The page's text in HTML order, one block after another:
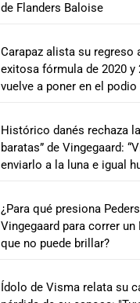
de Flanders Baloise
Carapaz alista su regreso
exitosa fórmula de 2020 y
vuelve a poner en el podio
Histórico danés rechaza
baratas” de Vingegaard:
enviarlo a la luna e igual
¿Para qué presiona
Vingegaard para correr un
que no puede brillar?
Ídolo de Visma relata su